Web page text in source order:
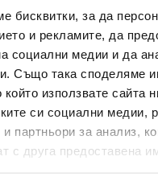
бисквитки, за да
и рекламите, да
социални медии и да
Също така споделяме
който използвате сайта
си социални медии,
и партньори за анализ,
с друга предоставена
resort community.
that would allow easier
went on to build two
America’s first families
the area. This modest
evolve into an iconic
hosting British
and becoming the
to some of the